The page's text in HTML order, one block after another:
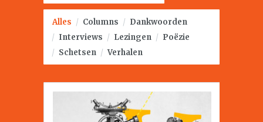
Alles / Columns / Dankwoorden
/ Interviews / Lezingen / Poëzie
/ Schetsen / Verhalen